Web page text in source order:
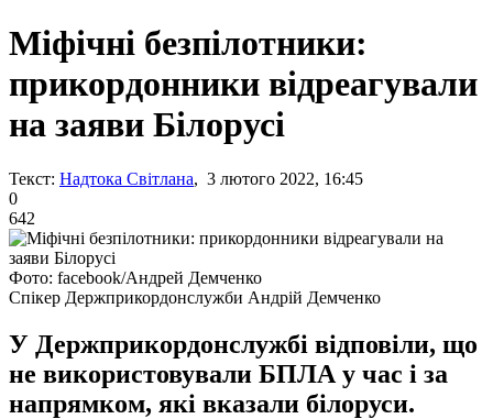
Міфічні безпілотники:
прикордонники відреагували
на заяви Білорусі
Текст: Надтока Світлана, 3 лютого 2022, 16:45
0
642
Фото: facebook/Андрей Демченко
Спікер Держприкордонслужби Андрій Демченко
У Держприкордонслужбі відповіли, що
не використовували БПЛА у час і за
напрямком, які вказали білоруси.